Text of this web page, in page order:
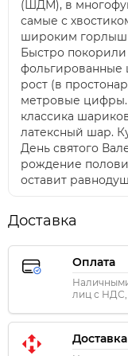
(ШДМ), в
самые с
широким
Быстро
фольгированные
рост (в
метровые цифры.
классика
латексный шар.
День святого
рождение
оставит
Доставка
Оплата
лиц с НДС,